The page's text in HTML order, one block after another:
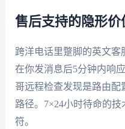
售后支持的隐形价
跨洋电话里蹩脚的英文客
在你发消息后5分钟内响
哥远程检查发现是路由
路径。7×24小时待命的
符。